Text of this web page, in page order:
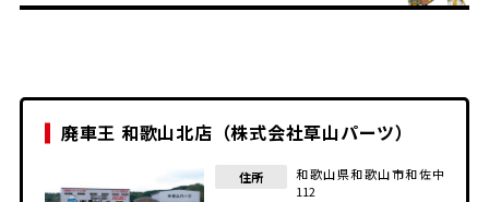
廃車王 和歌山北店（株式会社草山パーツ）
住所
和歌山県和歌山市和佐中
112